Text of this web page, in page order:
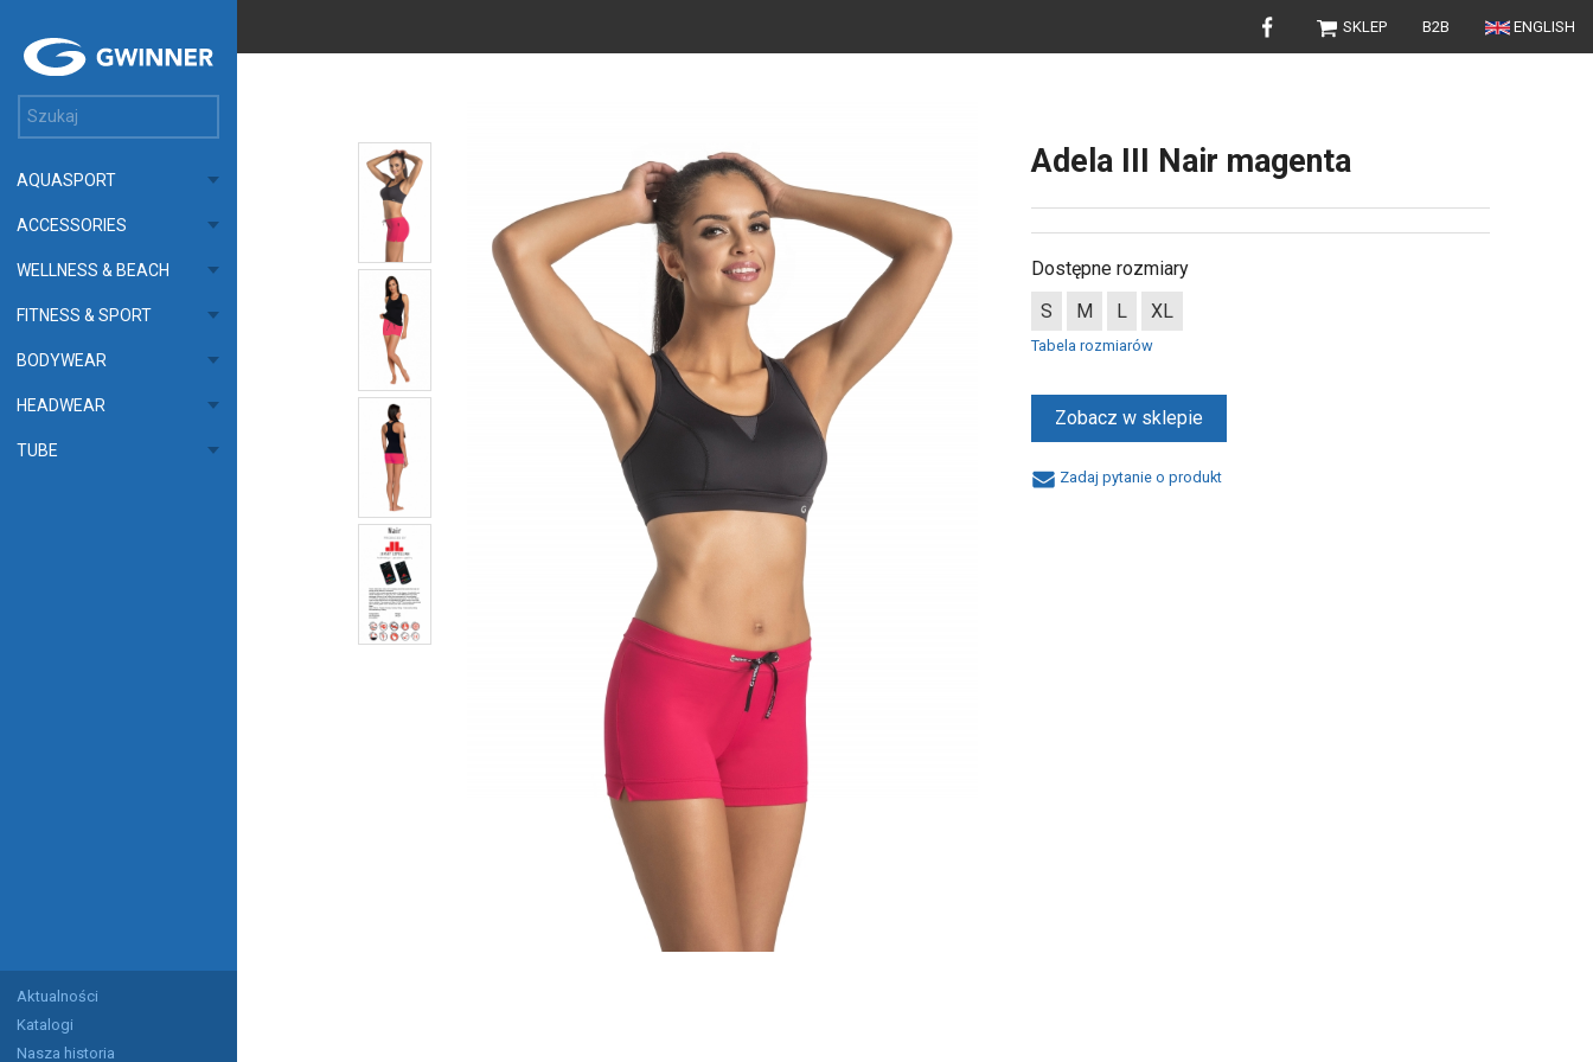
AQUASPORT
ACCESSORIES
WELLNESS & BEACH
FITNESS & SPORT
BODYWEAR
HEADWEAR
TUBE
Aktualności
Katalogi
Nasza historia
SKLEP B2B ENGLISH
Adela III Nair magenta
Dostępne rozmiary
S
M L XL
Tabela rozmiarów
Zobacz w sklepie
Zadaj pytanie o produkt